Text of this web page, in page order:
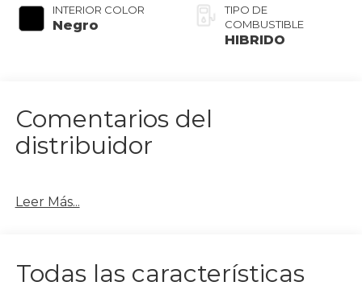
INTERIOR COLOR
Negro
TIPO DE
COMBUSTIBLE
HIBRIDO
Comentarios del
distribuidor
Leer Más...
Todas las características